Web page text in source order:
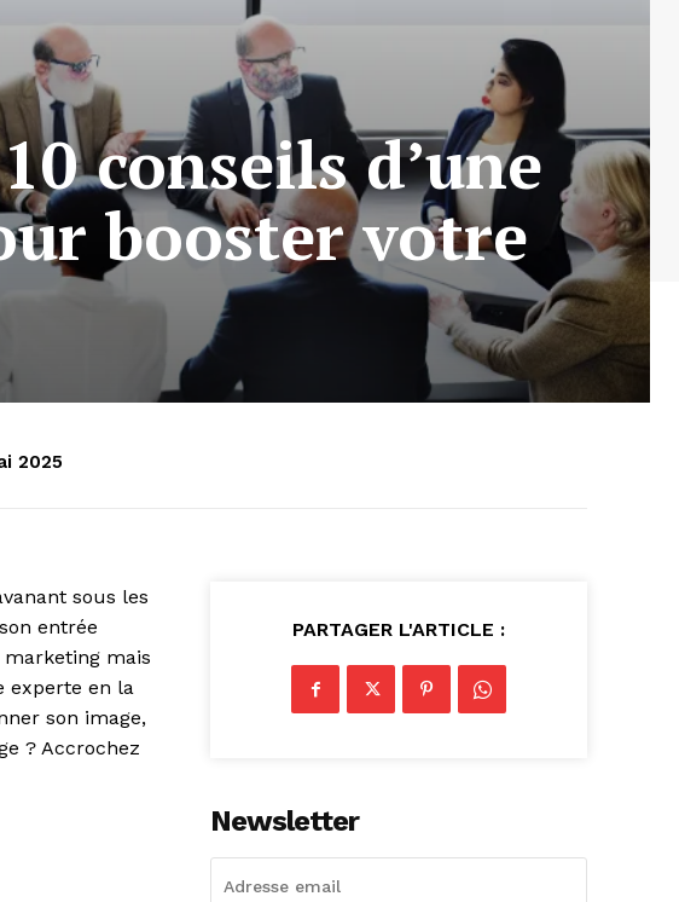
conseils d’une
booster votre
2025
sous les
entrée
marketing mais
experte en la
son image,
? Accrochez
PARTAGER L'ARTICLE :
Newsletter